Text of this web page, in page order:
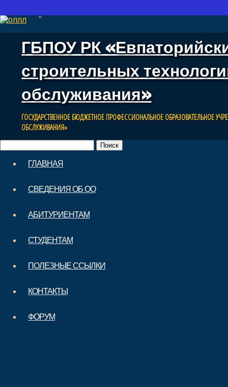
"
ГБПОУ РК
строительных
обслуживания»
ГОСУДАРСТВЕННОЕ БЮДЖЕТНОЕ ПРОФЕССИОНАЛЬНОЕ ОБРАЗОВАТЕЛЬНОЕ
ОБСЛУЖИВАНИЯ»
Main menuГЛАВНАЯ
СВЕДЕНИЯ ОБ ОО
АБИТУРИЕНТАМ
СТУДЕНТАМ
ПОЛЕЗНЫЕ ССЫЛКИ
КОНТАКТЫ
ФОРУМ